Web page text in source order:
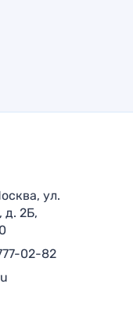
ул.
д. 2Б,
02-82